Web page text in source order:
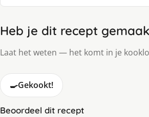
Heb je dit recept
Laat het weten — het komt in je
🍳Gekookt!
Beoordeel dit recept